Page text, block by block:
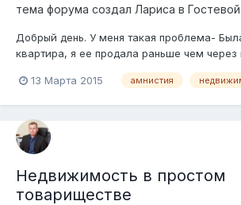
тема форума создал Лариса в
Добрый день. У меня такая проблема-
квартира, я ее продала раньше чем через
требует оплатить какую-то пеню в
амнистию об уплате пен...
13 Марта 2015 амнистия
Недвижимость в простом
товариществе